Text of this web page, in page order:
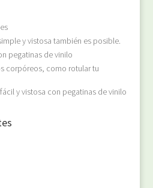
y vistosa también es posible.
pegatinas de vinilo
corpóreos, como rotular tu
y vistosa con pegatinas de vinilo